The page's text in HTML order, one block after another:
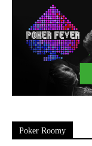
Poker Roomy